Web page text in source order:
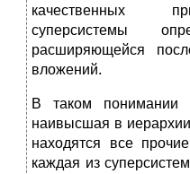
качественных
суперсистемы
расширяющейся
вложений.
В таком понимании
наивысшая в
находятся все
каждая из